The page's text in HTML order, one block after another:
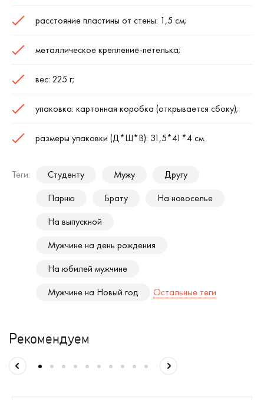
расстояние пластины от стены: 1,5 см;
металлическое крепление-петелька;
вес: 225 г;
упаковка: картонная коробка (открывается сбоку);
размеры упаковки (Д*Ш*В): 31,5*41*4 см.
Теги: Студенту Мужу
Другу
Парню
Брату
На новоселье
На выпускной
Мужчине на день рождения
На юбилей мужчине
Мужчине на Новый год
Остальные теги
Рекомендуем